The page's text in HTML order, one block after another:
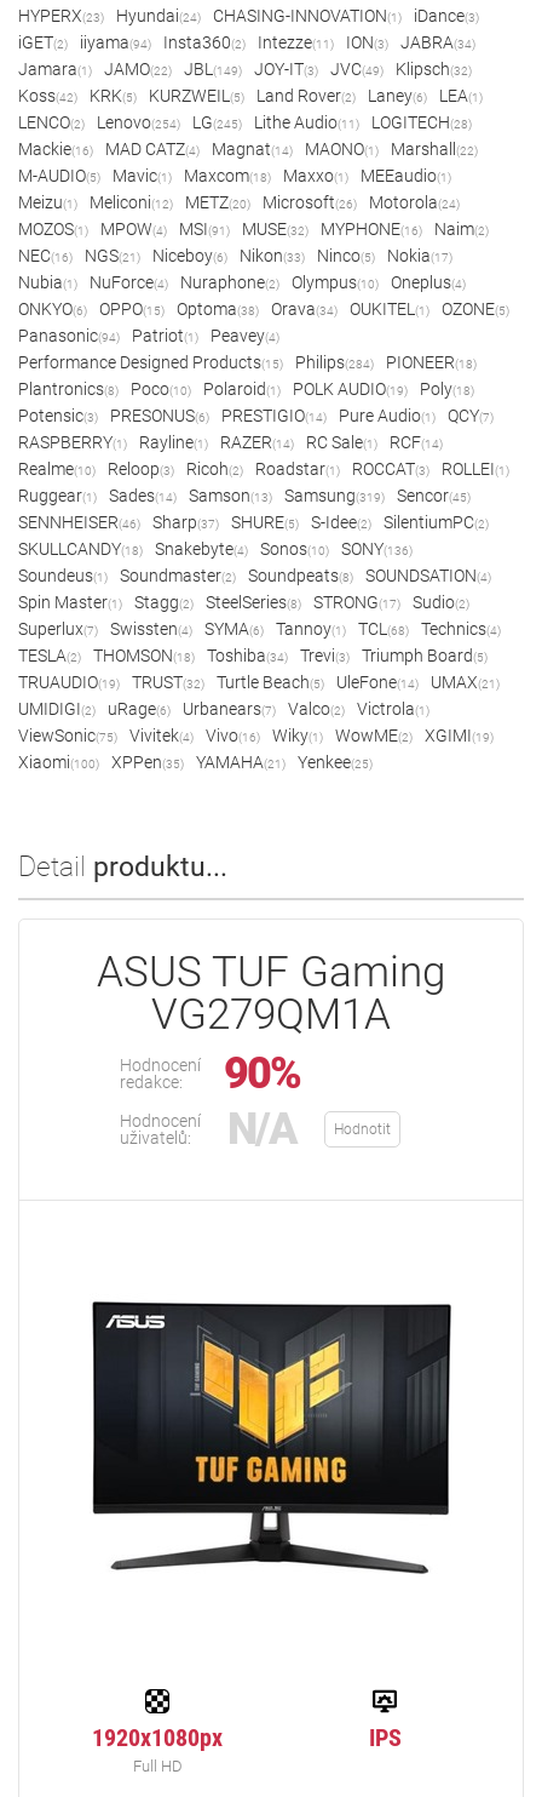
HYPERX(23) Hyundai(24) CHASING-INNOVATION(1) iDance(3)
iGET(2) iiyama(94) Insta360(2) Intezze(11) ION(3) JABRA(34)
Jamara(1) JAMO(22) JBL (149) JOY-IT(3) JVC(49) Klipsch(32)
Koss(42) KRK(5) KURZWEIL (5) Land Rover(2) Laney(6) LEA(1)
LENCO(2) Lenovo(254) LG(245) Lithe Audio(11) LOGITECH(28)
Mackie(16) MAD CATZ(4) Magnat(14) MAONO(1) Marshall (22)
M-AUDIO(5) Mavic(1) Maxcom(18) Maxxo(1) MEEaudio(1)
Meizu(1) Meliconi(12) METZ(20) Microsoft(26) Motorola(24)
MOZOS(1) MPOW(4) MSI(91) MUSE(32) MYPHONE(16) Naim(2)
NEC(16) NGS(21) Niceboy(6) Nikon(33) Ninco(5) Nokia(17)
Nubia(1) NuForce(4) Nuraphone(2) Olympus(10) Oneplus(4)
ONKYO(6) OPPO(15) Optoma(38) Orava(34) OUKITEL (1) OZONE(5)
Panasonic(94) Patriot(1) Peavey(4)
Performance Designed Products(15) Philips(284) PIONEER(18)
Plantronics(8) Poco(10) Polaroid(1) POLK AUDIO(19) Poly(18)
Potensic(3) PRESONUS(6) PRESTIGIO(14) Pure Audio(1) QCY(7)
RASPBERRY(1) Rayline(1) RAZER(14) RC Sale(1) RCF(14)
Realme(10) Reloop(3) Ricoh(2) Roadstar(1) ROCCAT(3) ROLLEI(1)
Ruggear(1) Sades(14) Samson(13) Samsung(319) Sencor(45)
SENNHEISER(46) Sharp(37) SHURE(5) S-Idee(2) SilentiumPC(2)
SKULLCANDY(18) Snakebyte(4) Sonos(10) SONY(136)
Soundeus(1) Soundmaster(2) Soundpeats(8) SOUNDSATION(4)
Spin Master(1) Stagg(2) SteelSeries(8) STRONG(17) Sudio(2)
Superlux(7) Swissten(4) SYMA(6) Tannoy(1) TCL (68) Technics(4)
TESLA(2) THOMSON(18) Toshiba(34) Trevi(3) Triumph Board(5)
TRUAUDIO(19) TRUST(32) Turtle Beach(5) UleFone(14) UMAX(21)
UMIDIGI(2) uRage(6) Urbanears(7) Valco(2) Victrola(1)
ViewSonic(75) Vivitek(4) Vivo(16) Wiky(1) WowME(2) XGIMI(19)
Xiaomi(100) XPPen(35) YAMAHA(21) Yenkee(25)
Detail produktu...
ASUS TUF Gaming
VG279QM1A
Hodnocení
redakce:
90%
Hodnocení
uživatelů:
N/A Hodnotit
1920x1080px
Full HD
IPS